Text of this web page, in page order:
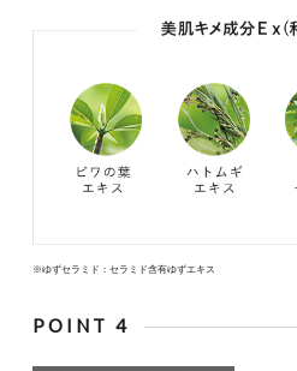
※ゆずセラミド：セラミド含有ゆずエキス
POINT 4